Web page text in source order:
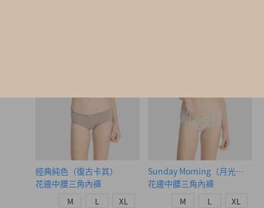
經典純色（復古卡其）
花邊中腰三角內褲
M L XL
Sunday Morning（月光灰-可
花邊中腰三角內褲
M L XL